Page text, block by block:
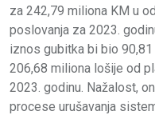
za 242,79 miliona KM u
poslovanja za 2023.
iznos gubitka bi bio
206,68 miliona lošije od
2023. godinu. Nažalost,
procese urušavanja